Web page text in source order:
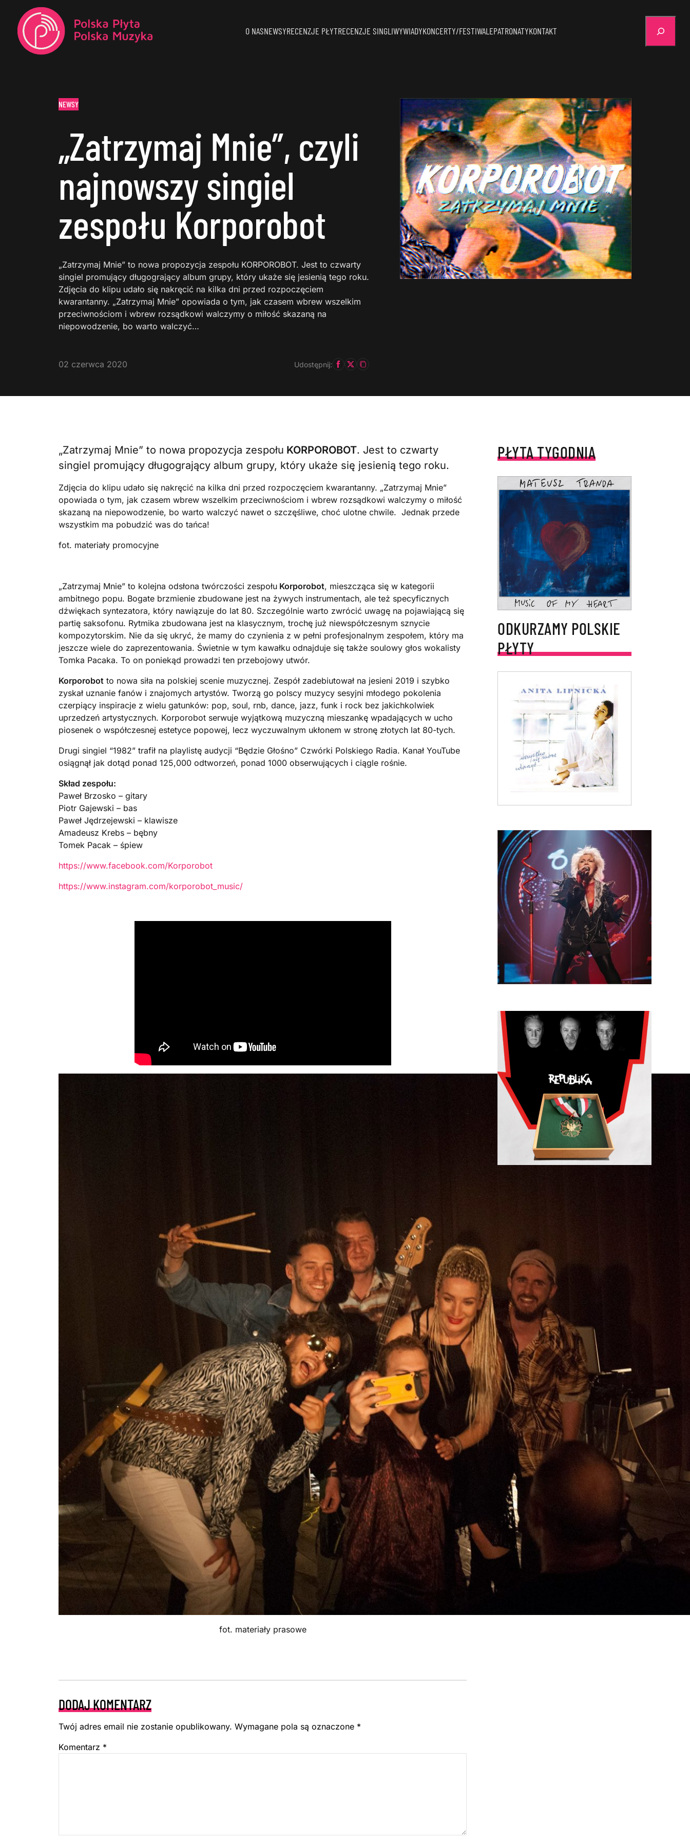
O NASNEWSYRECENZJE PŁYTRECENZJE SINGLIWYWIADYKONCERTY/FESTIWALEPATRONATYKONTAKT
NEWSY
„Zatrzymaj Mnie”, czyli
najnowszy singiel
zespołu Korporobot
„Zatrzymaj Mnie” to nowa propozycja zespołu KORPOROBOT. Jest to czwarty
singiel promujący długogrający album grupy, który ukaże się jesienią tego roku.
Zdjęcia do klipu udało się nakręcić na kilka dni przed rozpoczęciem
kwarantanny. „Zatrzymaj Mnie” opowiada o tym, jak czasem wbrew wszelkim
przeciwnościom i wbrew rozsądkowi walczymy o miłość skazaną na
niepowodzenie, bo warto walczyć…
02 czerwca 2020 Udostępnij:
„Zatrzymaj Mnie” to nowa propozycja zespołu KORPOROBOT. Jest to czwarty
singiel promujący długogrający album grupy, który ukaże się jesienią tego roku.
Zdjęcia do klipu udało się nakręcić na kilka dni przed rozpoczęciem kwarantanny. „Zatrzymaj Mnie”
opowiada o tym, jak czasem wbrew wszelkim przeciwnościom i wbrew rozsądkowi walczymy o miłość
skazaną na niepowodzenie, bo warto walczyć nawet o szczęśliwe, choć ulotne chwile. Jednak przede
wszystkim ma pobudzić was do tańca!
fot. materiały promocyjne
„Zatrzymaj Mnie” to kolejna odsłona twórczości zespołu Korporobot, mieszcząca się w kategorii
ambitnego popu. Bogate brzmienie zbudowane jest na żywych instrumentach, ale też specyficznych
dźwiękach syntezatora, który nawiązuje do lat 80. Szczególnie warto zwrócić uwagę na pojawiającą się
partię saksofonu. Rytmika zbudowana jest na klasycznym, trochę już niewspółczesnym sznycie
kompozytorskim. Nie da się ukryć, że mamy do czynienia z w pełni profesjonalnym zespołem, który ma
jeszcze wiele do zaprezentowania. Świetnie w tym kawałku odnajduje się także soulowy głos wokalisty
Tomka Pacaka. To on poniekąd prowadzi ten przebojowy utwór.
Korporobot to nowa siła na polskiej scenie muzycznej. Zespół zadebiutował na jesieni 2019 i szybko
zyskał uznanie fanów i znajomych artystów. Tworzą go polscy muzycy sesyjni młodego pokolenia
czerpiący inspiracje z wielu gatunków: pop, soul, rnb, dance, jazz, funk i rock bez jakichkolwiek
uprzedzeń artystycznych. Korporobot serwuje wyjątkową muzyczną mieszankę wpadających w ucho
piosenek o współczesnej estetyce popowej, lecz wyczuwalnym ukłonem w stronę złotych lat 80-tych.
Drugi singiel “1982” trafił na playlistę audycji “Będzie Głośno” Czwórki Polskiego Radia. Kanał YouTube
osiągnął jak dotąd ponad 125,000 odtworzeń, ponad 1000 obserwujących i ciągle rośnie.
Skład zespołu:
Paweł Brzosko – gitary
Piotr Gajewski – bas
Paweł Jędrzejewski – klawisze
Amadeusz Krebs – bębny
Tomek Pacak – śpiew
https://www.facebook.com/Korporobot
https://www.instagram.com/korporobot_music/
fot. materiały prasowe
DODAJ KOMENTARZ
Twój adres email nie zostanie opublikowany. Wymagane pola są oznaczone *
Komentarz *
PŁYTA TYGODNIA
ODKURZAMY POLSKIE
PŁYTY